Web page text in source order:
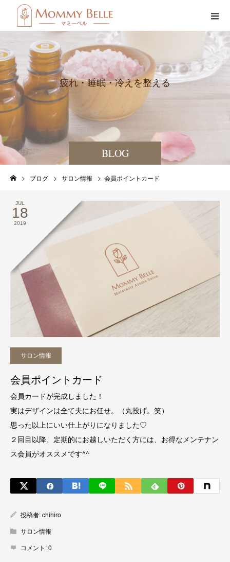
BLOG
疲れ・睡眠・冷えを整える
ブログ サロン情報 会員ポイントカード
JUL
18
2019
サロン情報
会員ポイントカード
会員カードが完成しました！
実はデザインは全て夫にお任せ。（丸投げ。笑）
思った以上にいい仕上がりになりました♡
２回目以降、定期的にお越しいただく方には、お得なメンテナン
ス会員がオススメです^^
投稿者:chihiro
サロン情報
コメント:0